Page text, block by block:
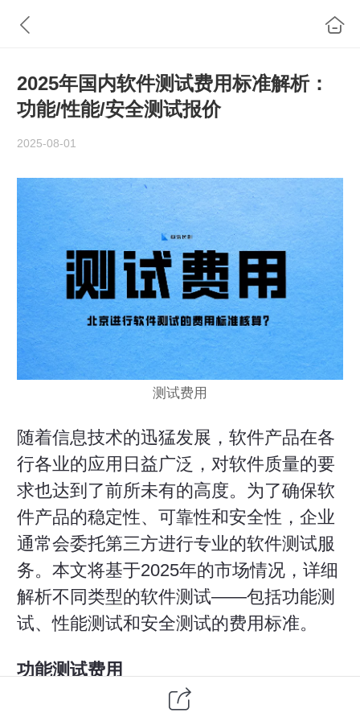
2025年国内软件测试费用标准解析：
功能/性能/安全测试报价
2025-08-01
测试费用
随着信息技术的迅猛发展， 软件产品在各
行各业的应用日益广泛，对软件质量的要
求也达到了前所未有的高度。为了确保软
件产品的稳定性、可靠性和安全性，企业
通常会委托第三方进行专业的软件测试服
务。本文将基于2025年的市场情况，详细
解析不同类型的软件测试——包括功能测
试、性能测试和安全测试的费用标准。
功能测试费用